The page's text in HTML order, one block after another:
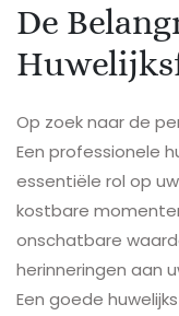
De
Op zoek naar de
Een professionele
essentiële rol op
kostbare
onschatbare
herinneringen aan
Een goede